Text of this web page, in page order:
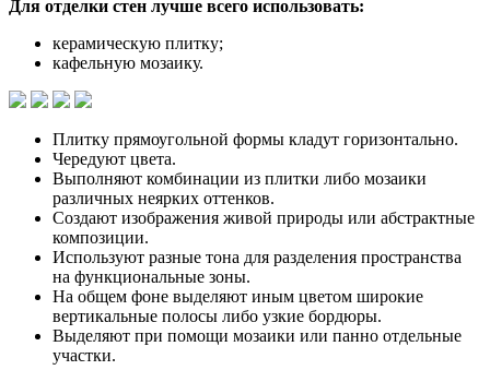
Для отделки стен лучше всего использовать:
керамическую плитку;
кафельную мозаику.
Плитку прямоугольной формы кладут горизонтально.
Чередуют цвета.
Выполняют комбинации из плитки либо мозаики
различных неярких оттенков.
Создают изображения живой природы или абстрактные
композиции.
Используют разные тона для разделения пространства
на функциональные зоны.
На общем фоне выделяют иным цветом широкие
вертикальные полосы либо узкие бордюры.
Выделяют при помощи мозаики или панно отдельные
участки.